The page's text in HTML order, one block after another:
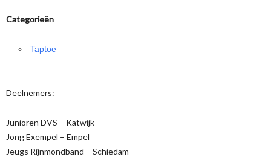
Categorieën
Taptoe
Deelnemers:
Junioren DVS – Katwijk
Jong Exempel – Empel
Jeugs Rijnmondband – Schiedam